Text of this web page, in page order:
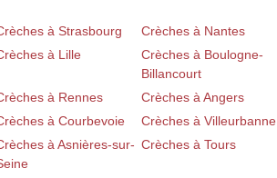
à Strasbourg
Crèches à Nantes
à Lille
Crèches à Boulogne-
Billancourt
à Rennes
Crèches à Angers
à Courbevoie
Crèches à Villeurbanne
à Asnières-sur- Crèches à Tours